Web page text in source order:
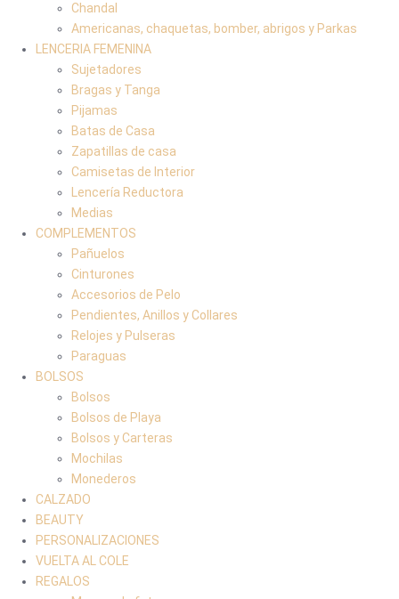
Chandal
Americanas, chaquetas, bomber, abrigos y Parkas
LENCERIA FEMENINA
Sujetadores
Bragas y Tanga
Pijamas
Batas de Casa
Zapatillas de casa
Camisetas de Interior
Lencería Reductora
Medias
COMPLEMENTOS
Pañuelos
Cinturones
Accesorios de Pelo
Pendientes, Anillos y Collares
Relojes y Pulseras
Paraguas
BOLSOS
Bolsos
Bolsos de Playa
Bolsos y Carteras
Mochilas
Monederos
CALZADO
BEAUTY
PERSONALIZACIONES
VUELTA AL COLE
REGALOS